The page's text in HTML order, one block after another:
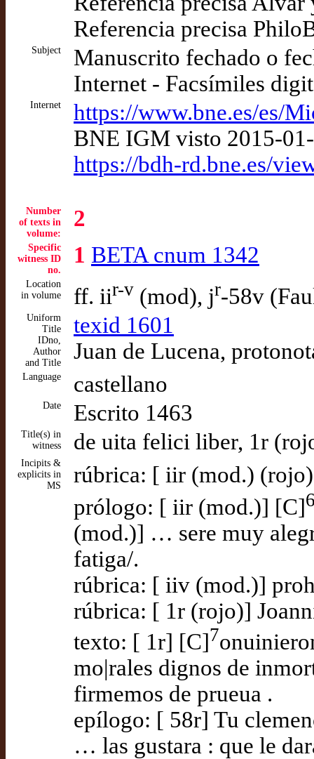
Referencia precisa
Subject
Manuscrito fechado o
Internet - Facsímiles
Internet
https://www.bne.es/es/
BNE IGM visto 2015-
https://bdh-rd.bne.es/
Number
of texts in
volume:
2
Specific
witness ID
no.
1 BETA cnum 1342
Location
in volume
ff. iir-v (mod), jr-58v
Uniform
Title
IDno,
Author
and Title
texid 1601
Juan de Lucena,
Language castellano
Date Escrito 1463
Title(s) in
witness
de uita felici liber, 1r
Incipits &
explicits in
MS
rúbrica: [ iir (mod.)
prólogo: [ iir (mod.)] [C]
(mod.)] … sere muy
fatiga/.
rúbrica: [ iiv (mod.)]
rúbrica: [ 1r (rojo)]
texto: [ 1r] [C]7
mo|rales dignos de
firmemos de prueua .
epílogo: [ 58r] Tu
… las gustara : que le